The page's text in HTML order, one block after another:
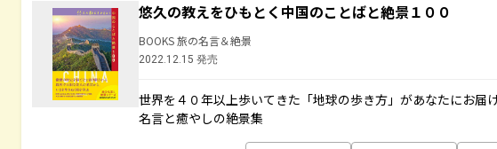
悠久の教えをひもとく中国のことばと絶景１００
BOOKS 旅の名言＆絶景
2022.12.15 発売
世界を４０年以上歩いてきた「地球の歩き方」があなたにお届
名言と癒やしの絶景集